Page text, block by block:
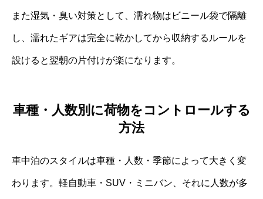
また湿気・臭い対策として、濡れ物はビニール袋で隔離
し、濡れたギアは完全に乾かしてから収納するルールを
設けると翌朝の片付けが楽になります。
車種・人数別に荷物をコントロールする
方法
車中泊のスタイルは車種・人数・季節によって大きく変
わります。軽自動車・SUV・ミニバン、それに人数が多